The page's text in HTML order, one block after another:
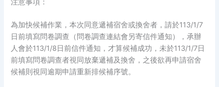
注意事項：
為加快候補作業，本次同意遞補宿舍或換舍者，請於113/1/7
日前填寫問卷調查（問卷調查連結會另寄信件通知），承辦
人會於113/1/8日前信件通知，才算候補成功，未於113/1/7日
前填寫問卷調查者視同放棄遞補及換舍，之後欲再申請宿舍
候補則視同逾期申請重新排候補序號。